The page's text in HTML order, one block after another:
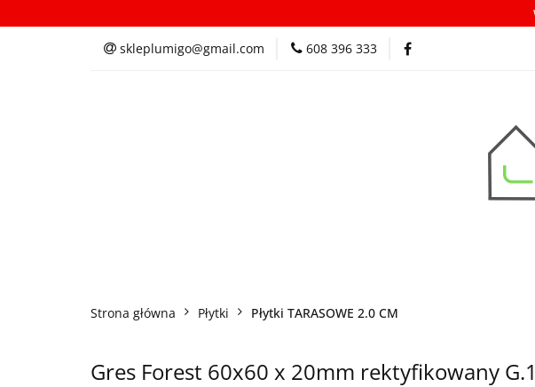
skleplumigo@gmail.com 608 396 333
Kategorie Inspiracje Porady/
Strona główna Płytki Płytki TARASOWE 2.0 CM
Gres Forest 60x60 x 20mm rektyfikowany G.1